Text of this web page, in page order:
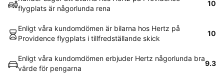
flygplats är någorlunda rena
10
Enligt våra kundomdömen är bilarna hos Hertz på
Providence flygplats i tillfredställande skick
10
Enligt våra kundomdömen erbjuder Hertz någorlunda bra
värde för pengarna
9.3